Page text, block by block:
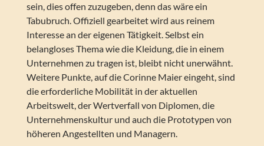
sein, dies offen zuzugeben, denn das wäre ein
Tabubruch. Offiziell gearbeitet wird aus reinem
Interesse an der eigenen Tätigkeit. Selbst ein
belangloses Thema wie die Kleidung, die in einem
Unternehmen zu tragen ist, bleibt nicht unerwähnt.
Weitere Punkte, auf die Corinne Maier eingeht, sind
die erforderliche Mobilität in der aktuellen
Arbeitswelt, der Wertverfall von Diplomen, die
Unternehmenskultur und auch die Prototypen von
höheren Angestellten und Managern.